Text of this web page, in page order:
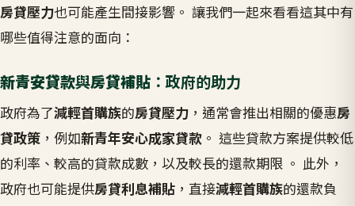
房貸壓力也可能產生間接影響。 讓我們一起來看看這其中有
哪些值得注意的面向：
新青安貸款與房貸補貼 ：政府的助力
政府為了減輕首購族的房貸壓力 ，通常會推出相關的優惠房
貸政策 ，例如新青年安心成家貸款 。 這些貸款方案提供較低
的利率、較高的貸款成數，以及較長的還款期限 。 此外，
政府也可能提供房貸利息補貼 ，直接減輕首購族的還款負